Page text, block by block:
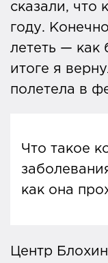
сказали, что
году.
лететь — как
итоге я
полетела в
Что такое
как она
Костный
Центр